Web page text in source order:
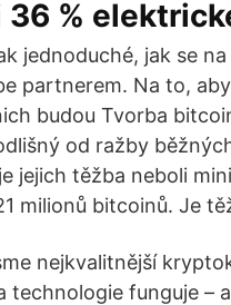
%
jednoduché, jak se
partnerem. Na to,
budou Tvorba
od ražby
jejich těžba neboli
milionů bitcoinů. Je
nejkvalitnější
technologie funguje –